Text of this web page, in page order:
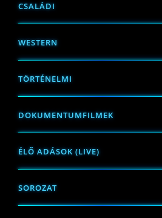
CSALÁDI
WESTERN
TÖRTÉNELMI
DOKUMENTUMFILMEK
ÉLŐ ADÁSOK (LIVE)
SOROZAT